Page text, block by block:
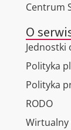
Centrum
O
Jednostki
Polityka
Polityka
RODO
Wirtualny